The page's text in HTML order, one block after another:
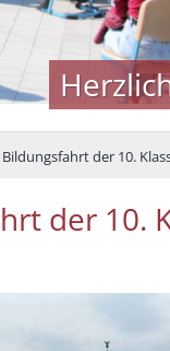
der 10.
der 10.